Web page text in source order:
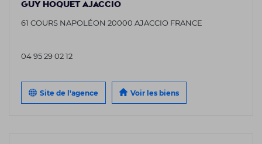
GUY HOQUET AJACCIO
61 COURS NAPOLÉON 20000 AJACCIO FRANCE
04 95 29 02 12
Site de l'agence Voir les biens